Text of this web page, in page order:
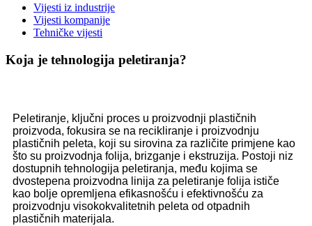
Vijesti iz industrije
Vijesti kompanije
Tehničke vijesti
Koja je tehnologija peletiranja?
Peletiranje, ključni proces u proizvodnji plastičnih
proizvoda, fokusira se na recikliranje i proizvodnju
plastičnih peleta, koji su sirovina za različite primjene kao
što su proizvodnja folija, brizganje i ekstruzija. Postoji niz
dostupnih tehnologija peletiranja, među kojima se
dvostepena proizvodna linija za peletiranje folija ističe
kao bolje opremljena efikasnošću i efektivnošću za
proizvodnju visokokvalitetnih peleta od otpadnih
plastičnih materijala.